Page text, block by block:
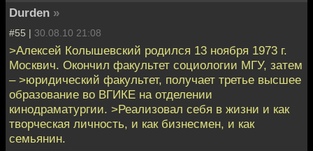
Durden »
#55 | 30.08.10 21:08
>Алексей Колышевский родился 13 ноября 1973 г.
Москвич. Окончил факультет социологии МГУ, затем
– >юридический факультет, получает третье высшее
образование во ВГИКЕ на отделении
кинодраматургии. >Реализовал себя в жизни и как
творческая личность, и как бизнесмен, и как
семьянин.